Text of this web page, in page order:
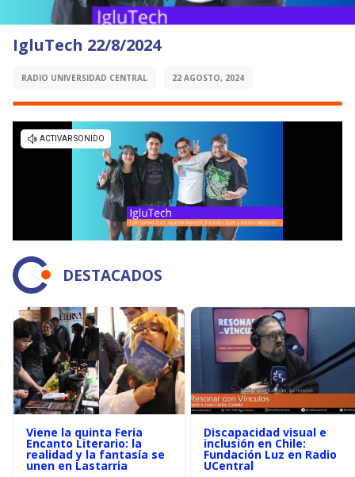
IgluTech 22/8/2024
RADIO UNIVERSIDAD CENTRAL 22 AGOSTO, 2024
DESTACADOS
Viene la quinta Feria
Encanto Literario: la
realidad y la fantasía se
unen en Lastarria
Discapacidad visual e
inclusión en Chile:
Fundación Luz en Radio
UCentral